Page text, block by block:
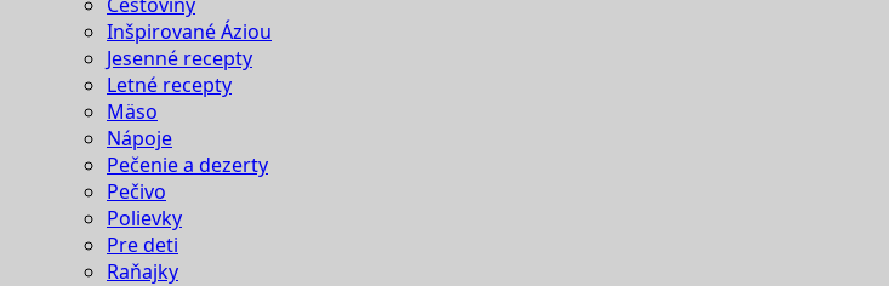
Inšpirované Áziou
Jesenné recepty
Letné recepty
Mäso
Nápoje
Pečenie a dezerty
Pečivo
Polievky
Pre deti
Raňajky